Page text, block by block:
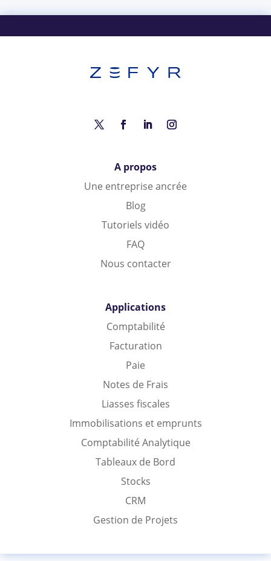
A propos
Une entreprise ancrée
Blog
Tutoriels vidéo
FAQ
Nous contacter
Applications
Comptabilité
Facturation
Paie
Notes de Frais
Liasses fiscales
Immobilisations et emprunts
Comptabilité Analytique
Tableaux de Bord
Stocks
CRM
Gestion de Projets